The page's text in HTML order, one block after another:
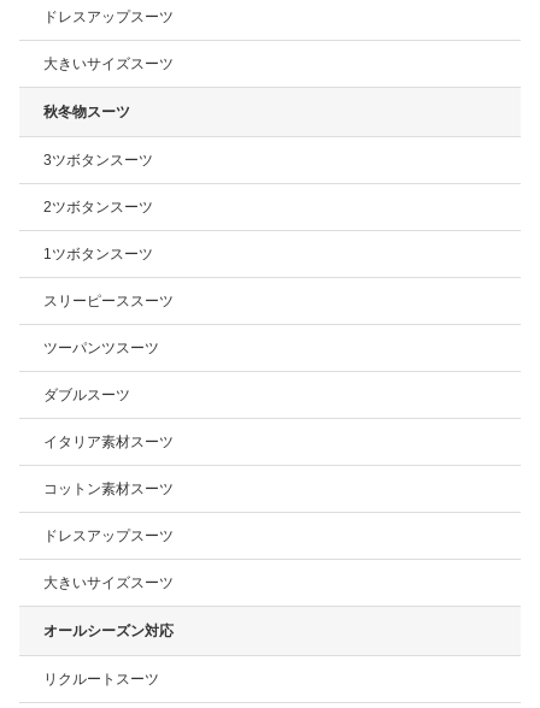
ドレスアップスーツ
大きいサイズスーツ
秋冬物スーツ
3ツボタンスーツ
2ツボタンスーツ
1ツボタンスーツ
スリーピーススーツ
ツーパンツスーツ
ダブルスーツ
イタリア素材スーツ
コットン素材スーツ
ドレスアップスーツ
大きいサイズスーツ
オールシーズン対応
リクルートスーツ